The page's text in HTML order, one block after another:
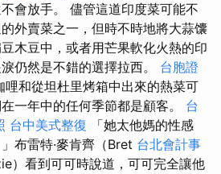
會放手。 儘管這道印度菜可能不
外賣菜之一，但時不時地將大蒜馕
木豆中，或者用芒果軟化火熱的印
仍然是不錯的選擇拉西。 台胞證
哩和從坦杜里烤箱中出來的熱菜可
一年中的任何季節都是顧客。 台
台中美式整復 「她太他媽的性感
布雷特·麥肯齊（Bret 台北會計事
）看到可可時說道，可可完全讓他